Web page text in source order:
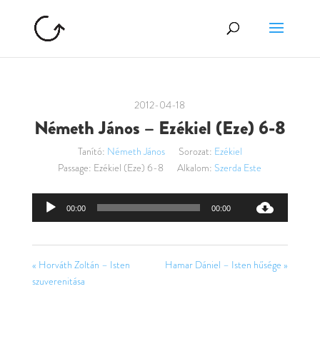
2012-04-18
Németh János – Ezékiel (Eze) 6-8
Tanító: Németh János Sorozat: Ezékiel
Passage: Ezékiel (Eze) 6-8 Alkalom: Szerda Este
Audió
00:00 00:00
« Horváth Zoltán – Isten
szuverenitása
Hamar Dániel – Isten hűsége »